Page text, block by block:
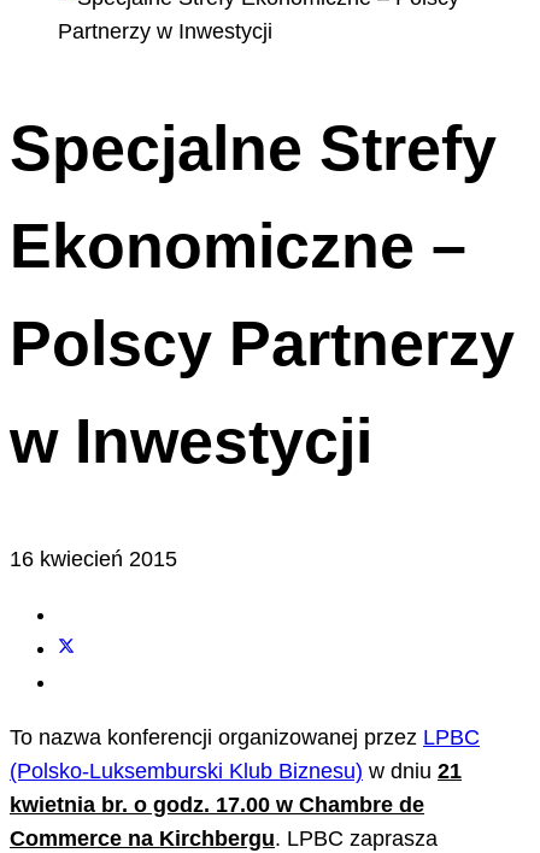
Specjalne Strefy
Ekonomiczne –
Polscy Partnerzy
w Inwestycji
16 kwiecień 2015
To nazwa konferencji organizowanej przez LPBC
(Polsko-Luksemburski Klub Biznesu) w dniu 21
kwietnia br. o godz. 17.00 w Chambre de
Commerce na Kirchbergu. LPBC zaprasza